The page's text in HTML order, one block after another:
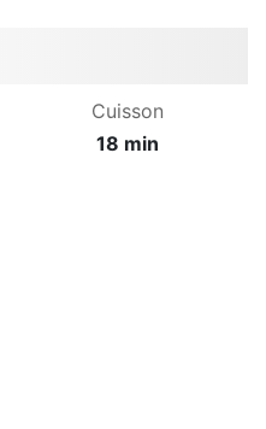
Cuisson
18 min